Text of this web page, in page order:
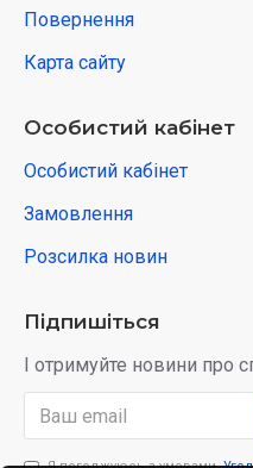
Повернення
Карта сайту
Особистий кабінет
Особистий кабінет
Замовлення
Розсилка новин
Підпишіться
І отримуйте новини про